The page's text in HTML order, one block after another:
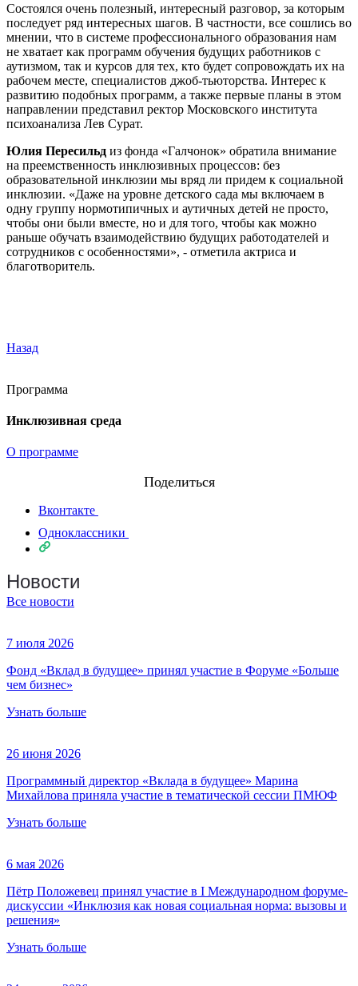
Состоялся очень полезный, интересный разговор, за которым
последует ряд интересных шагов. В частности, все сошлись во
мнении, что в системе профессионального образования нам
не хватает как программ обучения будущих работников с
аутизмом, так и курсов для тех, кто будет сопровождать их на
рабочем месте, специалистов джоб-тьюторства. Интерес к
развитию подобных программ, а также первые планы в этом
направлении представил ректор Московского института
психоанализа Лев Сурат.
Юлия Пересильд из фонда «Галчонок» обратила внимание
на преемственность инклюзивных процессов: без
образовательной инклюзии мы вряд ли придем к социальной
инклюзии. «Даже на уровне детского сада мы включаем в
одну группу нормотипичных и аутичных детей не просто,
чтобы они были вместе, но и для того, чтобы как можно
раньше обучать взаимодействию будущих работодателей и
сотрудников с особенностями», - отметила актриса и
благотворитель.
Назад
Программа
Инклюзивная среда
О программе
Поделиться
Вконтакте
Одноклассники
Новости
Все новости
7 июля 2026
Фонд «Вклад в будущее» принял участие в Форуме «Больше
чем бизнес»
Узнать больше
26 июня 2026
Программный директор «Вклада в будущее» Марина
Михайлова приняла участие в тематической сессии ПМЮФ
Узнать больше
6 мая 2026
Пётр Положевец принял участие в I Международном форуме-
дискуссии «Инклюзия как новая социальная норма: вызовы и
решения»
Узнать больше